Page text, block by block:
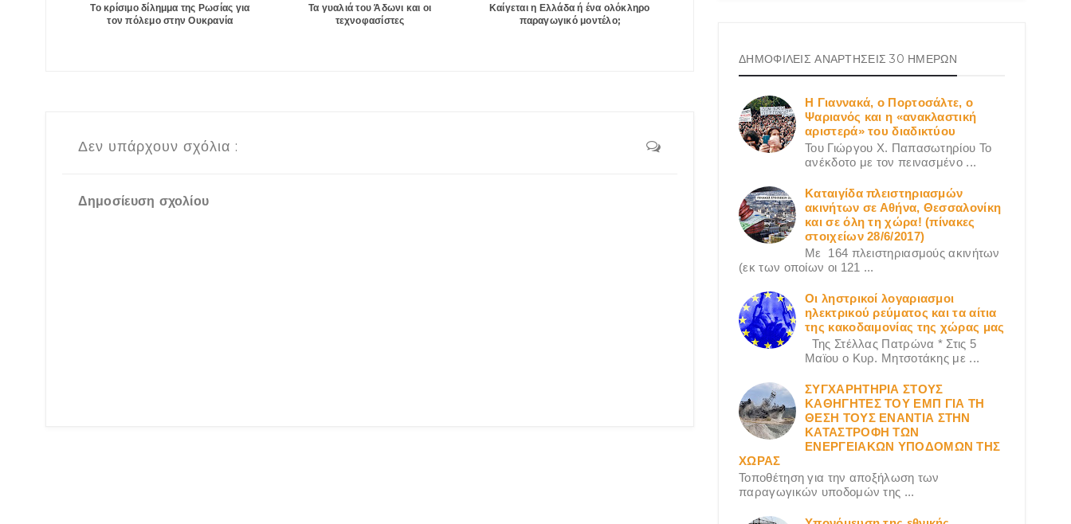
Το κρίσιμο δίλημμα της Ρωσίας για
τον πόλεμο στην Ουκρανία
Τα γυαλιά του Άδωνι και οι
τεχνοφασίστες
Καίγεται η Ελλάδα ή ένα ολόκληρο
παραγωγικό μοντέλο;
Δεν υπάρχουν σχόλια :
Δημοσίευση σχολίου
ΔΗΜΟΦΙΛΕΙΣ ΑΝΑΡΤΗΣΕΙΣ 30 ΗΜΕΡΩΝ
Η Γιαννακά, ο Πορτοσάλτε, ο
Ψαριανός και η «ανακλαστική
αριστερά» του διαδικτύου
Του Γιώργου X. Παπασωτηρίου Το
ανέκδοτο με τον πεινασμένο ...
Καταιγίδα πλειστηριασμών
ακινήτων σε Αθήνα, Θεσσαλονίκη
και σε όλη τη χώρα! (πίνακες
στοιχείων 28/6/2017)
Με 164 πλειστηριασμούς ακινήτων
(εκ των οποίων οι 121 ...
Οι ληστρικοί λογαριασμοι
ηλεκτρικού ρεύματος και τα αίτια
της κακοδαιμονίας της χώρας μας
Της Στέλλας Πατρώνα * Στις 5
Μαϊου ο Κυρ. Μητσοτάκης με ...
ΣΥΓΧΑΡΗΤΗΡΙΑ ΣΤΟΥΣ
ΚΑΘΗΓΗΤΕΣ ΤΟΥ ΕΜΠ ΓΙΑ ΤΗ
ΘΕΣΗ ΤΟΥΣ ΕΝΑΝΤΙΑ ΣΤΗΝ
ΚΑΤΑΣΤΡΟΦΗ ΤΩΝ
ΕΝΕΡΓΕΙΑΚΩΝ ΥΠΟΔΟΜΩΝ ΤΗΣ
ΧΩΡΑΣ
Τοποθέτηση για την αποξήλωση των
παραγωγικών υποδομών της ...